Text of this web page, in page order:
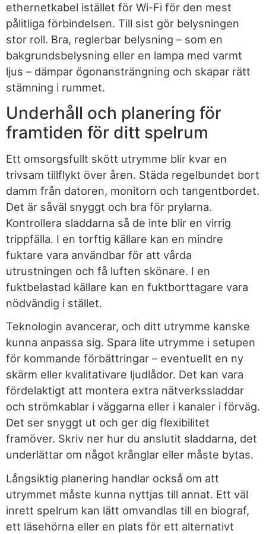
ethernetkabel istället för Wi-Fi för den mest
pålitliga förbindelsen. Till sist gör belysningen
stor roll. Bra, reglerbar belysning – som en
bakgrundsbelysning eller en lampa med varmt
ljus – dämpar ögonansträngning och skapar rätt
stämning i rummet.
Underhåll och planering för
framtiden för ditt spelrum
Ett omsorgsfullt skött utrymme blir kvar en
trivsam tillflykt över åren. Städa regelbundet bort
damm från datoren, monitorn och tangentbordet.
Det är såväl snyggt och bra för prylarna.
Kontrollera sladdarna så de inte blir en virrig
trippfälla. I en torftig källare kan en mindre
fuktare vara användbar för att vårda
utrustningen och få luften skönare. I en
fuktbelastad källare kan en fuktborttagare vara
nödvändig i stället.
Teknologin avancerar, och ditt utrymme kanske
kunna anpassa sig. Spara lite utrymme i setupen
för kommande förbättringar – eventuellt en ny
skärm eller kvalitativare ljudlådor. Det kan vara
fördelaktigt att montera extra nätverkssladdar
och strömkablar i väggarna eller i kanaler i förväg.
Det ser snyggt ut och ger dig flexibilitet
framöver. Skriv ner hur du anslutit sladdarna, det
underlättar om något krånglar eller måste bytas.
Långsiktig planering handlar också om att
utrymmet måste kunna nyttjas till annat. Ett väl
inrett spelrum kan lätt omvandlas till en biograf,
ett läsehörna eller en plats för ett alternativt